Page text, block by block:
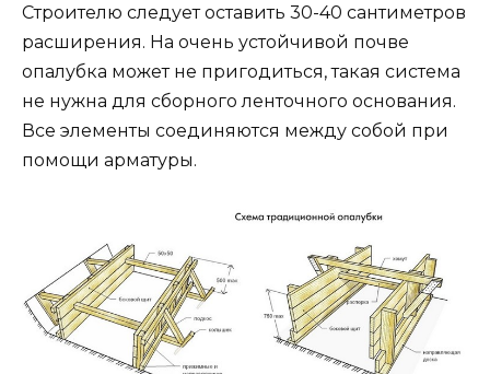
Строителю следует оставить 30-40 сантиметров
расширения. На очень устойчивой почве
опалубка может не пригодиться, такая система
не нужна для сборного ленточного основания.
Все элементы соединяются между собой при
помощи арматуры.